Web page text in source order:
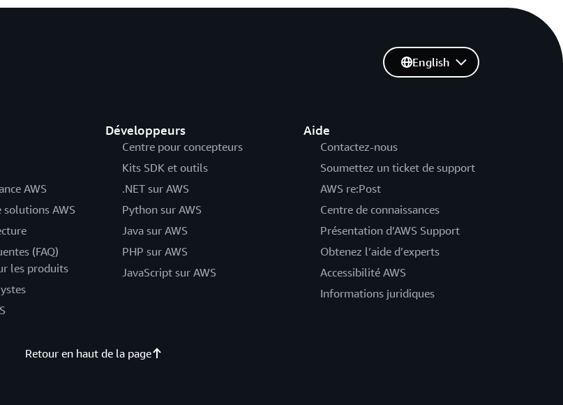
AWS
AWS
(FAQ)
les produits
Développeurs
Centre pour concepteurs
Kits SDK et outils
.NET sur AWS
Python sur AWS
Java sur AWS
PHP sur AWS
JavaScript sur AWS
Aide
Contactez-nous
Soumettez un ticket de support
AWS re:Post
Centre de connaissances
Présentation d’AWS Support
Obtenez l’aide d’experts
Accessibilité AWS
Informations juridiques
English
Retour en haut de la page